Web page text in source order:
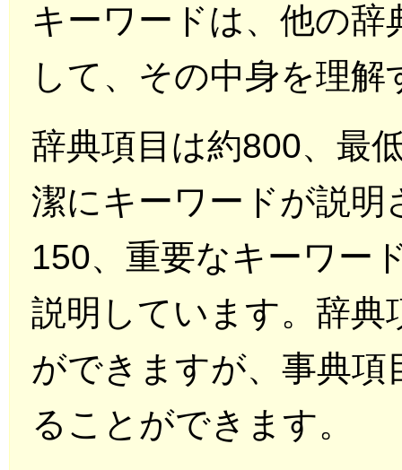
キーワードは、他の
して、その中身を理
辞典項目は約800、最
潔にキーワードが説明
150、重要なキーワー
説明しています。辞
ができますが、事典
ることができます。